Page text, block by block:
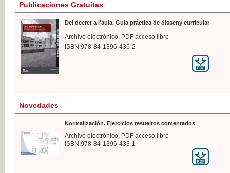
Publicaciones Gratuitas
Del decret a l'aula. Guia práctica de disseny curricular
Archivo electrónico. PDF acceso libre
ISBN:978-84-1396-436-2
Novedades
Normalización. Ejercicios resueltos comentados
Archivo electrónico. PDF acceso libre
ISBN:978-84-1396-433-1